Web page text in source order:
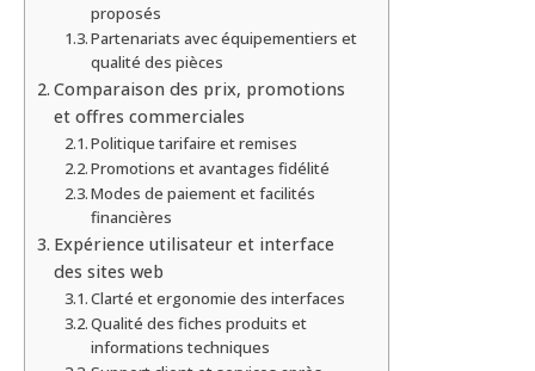
proposés
Partenariats avec équipementiers et
qualité des pièces
Comparaison des prix, promotions
et offres commerciales
Politique tarifaire et remises
Promotions et avantages fidélité
Modes de paiement et facilités
financières
Expérience utilisateur et interface
des sites web
Clarté et ergonomie des interfaces
Qualité des fiches produits et
informations techniques